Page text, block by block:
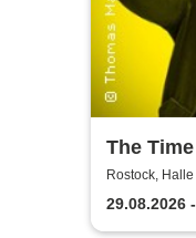
The
Rostock,
29.08.2026